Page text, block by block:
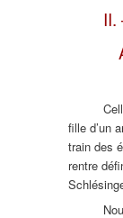
II.
fille d’un
train des
rentre